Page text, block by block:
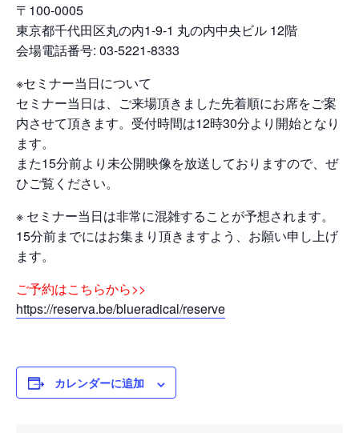
〒100-0005
東京都千代田区丸の内1-9-1 丸の内中央ビル 12階
会場電話番号: 03-5221-8333
※セミナー当日について
セミナー当日は、ご来場頂きました先着順にお席をご案
内させて頂きます。受付時間は12時30分より開始となり
ます。
また15分前より未公開映像を放送しておりますので、ぜ
ひご覧ください。
※ セミナー当日は非常に混雑することが予想されます。
15分前までにはお集まり頂きますよう、お願い申し上げ
ます。
ご予約はこちらから>>
https://reserva.be/blueradical/reserve
カレンダーに追加